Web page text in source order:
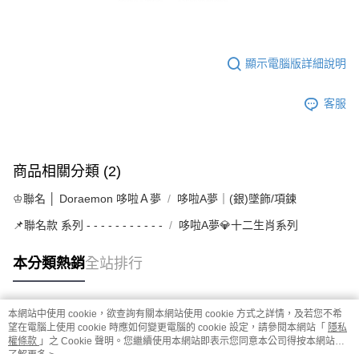
顯示電腦版詳細說明
客服
商品相關分類 (2)
♔聯名 │ Doraemon 哆啦Ａ夢 哆啦A夢｜(銀)墜飾/項鍊
📌聯名款 系列 - - - - - - - - - - - 哆啦A夢💎十二生肖系列
本分類熱銷全站排行
熱門標籤
本網站中使用 cookie，欲查詢有關本網站使用 cookie 方式之詳情，及若您不希
望在電腦上使用 cookie 時應如何變更電腦的 cookie 設定，請參閱本網站「 隱私
權條款 」之 Cookie 聲明。您繼續使用本網站即表示您同意本公司得按本網站使